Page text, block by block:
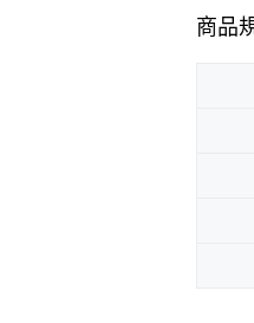
商品